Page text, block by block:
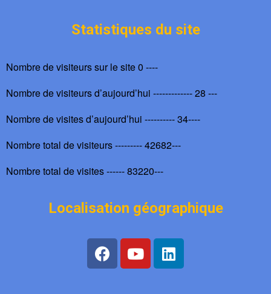
Statistiques du site
Nombre de visiteurs sur le site 0 ----
Nombre de visiteurs d’aujourd’hui ------------- 28 ---
Nombre de visites d’aujourd’hui ---------- 34----
Nombre total de visiteurs --------- 42682---
Nombre total de visites ------ 83220---
Localisation géographique